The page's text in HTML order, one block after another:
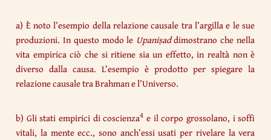
a) È noto l’esempio della relazione causale tra l’argilla e le sue
produzioni. In questo modo le Upaniṣaddimostrano che nella
vita empirica ciò che si ritiene sia un effetto, in realtà non è
diverso dalla causa. L’esempio è prodotto per spiegare la
relazione causale tra Brahman e l’Universo.
b) Gli stati empirici di coscienza4 e il corpo grossolano, i soffi
vitali, la mente ecc., sono anch’essi usati per rivelare la vera